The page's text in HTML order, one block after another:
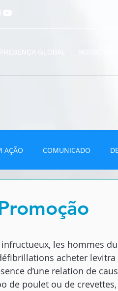
AÇÃO COMUNICADO
les hommes
acheter
d’une relation de
de poulet ou de